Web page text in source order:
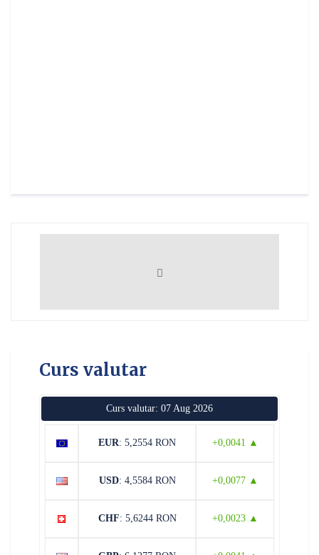
Curs valutar
Curs valutar: 07 Aug 2026
EUR: 5,2554 RON +0,0041 ▲
USD: 4,5584 RON +0,0077 ▲
CHF: 5,6244 RON +0,0023 ▲